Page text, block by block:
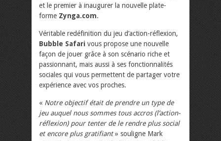
et le premier à inaugurer la nouvelle plate-
forme Zynga.com.
Véritable redéfinition du jeu d’action-réflexion,
Bubble Safari vous propose une nouvelle
façon de jouer grâce à son scénario riche et
passionnant, mais aussi à ses fonctionnalités
sociales qui vous permettent de partager votre
expérience avec vos proches.
« Notre objectif était de prendre un type de
jeu auquel nous sommes tous accros (l’action-
réflexion) pour tenter de le rendre plus social
et encore plus gratifiant» souligne Mark